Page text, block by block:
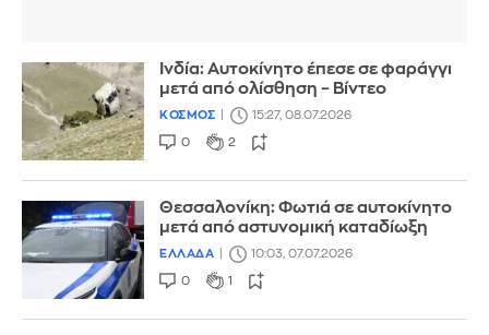
Ινδία: Αυτοκίνητο έπεσε σε φαράγγι
μετά από ολίσθηση – Βίντεο
ΚΟΣΜΟΣ 15:27, 08.07.2026
0 2
Θεσσαλονίκη: Φωτιά σε αυτοκίνητο
μετά από αστυνομική καταδίωξη
ΕΛΛΑΔΑ 10:03, 07.07.2026
0 1